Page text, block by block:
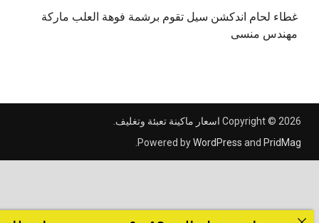
غطاء لحام اندكشن سيل تقوم برشمة فوهة العلب ماركة
مهندس منسى
Copyright © 2026اسعار ماكينة تعبئة وتغليف
Powered byWordPressandPridMag
.